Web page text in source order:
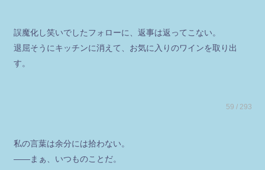
誤魔化し笑いでしたフォローに、返事は返ってこない。
退屈そうにキッチンに消えて、お気に入りのワインを取り出
す。
59 / 293
私の言葉は余分には拾わない。
――まぁ、いつものことだ。